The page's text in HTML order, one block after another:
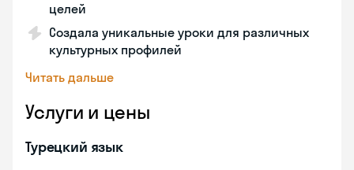
целей
Создала уникальные уроки для различных
культурных профилей
Читать дальше
Услуги и цены
Турецкий язык